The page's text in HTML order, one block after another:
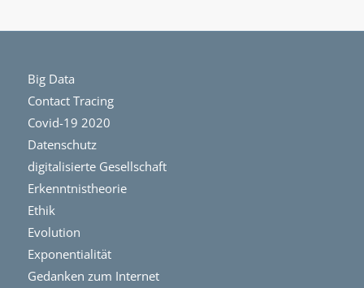
Big Data
Contact Tracing
Covid-19 2020
Datenschutz
digitalisierte Gesellschaft
Erkenntnistheorie
Ethik
Evolution
Exponentialität
Gedanken zum Internet